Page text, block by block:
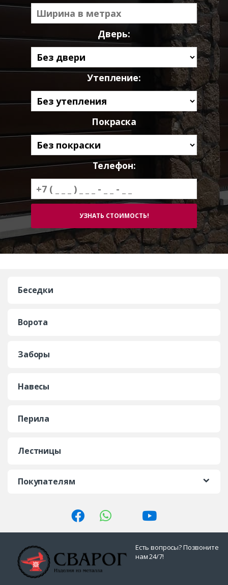
Дверь:
Утепление:
Покраска
Телефон:
Беседки
Ворота
Заборы
Навесы
Перила
Лестницы
Покупателям
Есть вопросы? Позвоните
нам 24/7!